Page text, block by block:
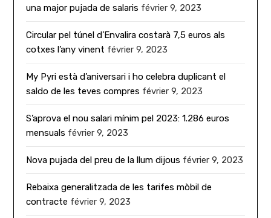
una major pujada de salaris février 9, 2023
Circular pel túnel d’Envalira costarà 7,5 euros als
cotxes l’any vinent février 9, 2023
My Pyri està d’aniversari i ho celebra duplicant el
saldo de les teves compres février 9, 2023
S’aprova el nou salari mínim pel 2023: 1.286 euros
mensuals février 9, 2023
Nova pujada del preu de la llum dijous février 9, 2023
Rebaixa generalitzada de les tarifes mòbil de
contracte février 9, 2023